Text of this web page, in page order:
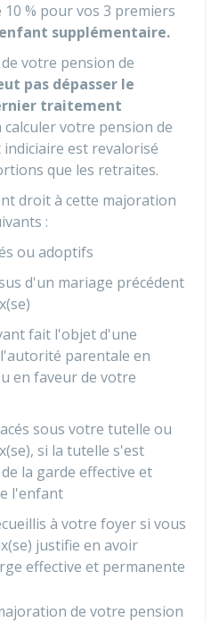
10 % pour vos 3 premiers
supplémentaire.
votre pension de
pas dépasser le
traitement
calculer votre pension de
est revalorisé
que les retraites.
droit à cette majoration
:
ou adoptifs
d'un mariage précédent
fait l'objet d'une
parentale en
en faveur de votre
sous votre tutelle ou
si la tutelle s'est
la garde effective et
l'enfant
à votre foyer si vous
justifie en avoir
effective et permanente
de votre pension